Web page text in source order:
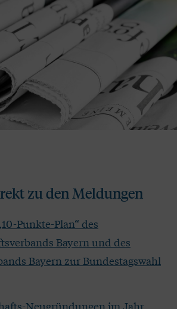
zu den Meldungen
Punkte-Plan“ des
Bayern und des
Bayern zur Bundestagswahl
Neugründungen im Jahr